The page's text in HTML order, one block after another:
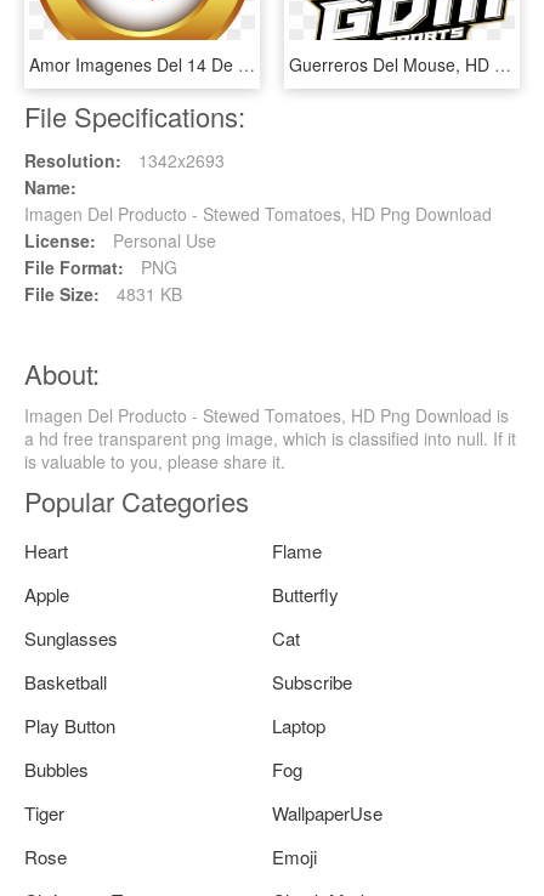
Amor Imagenes Del 14 De Febrero, HD Png Download Guerreros Del Mouse, HD Png Download
File Specifications:
Resolution:
1342x2693
Name:
Imagen Del Producto - Stewed Tomatoes, HD Png Download
License:
Personal Use
File Format:
PNG
File Size:
4831 KB
About:
Imagen Del Producto - Stewed Tomatoes, HD Png Download is
a hd free transparent png image, which is classified into null. If it
is valuable to you, please share it.
Popular Categories
Heart
Flame
Apple
Butterfly
Sunglasses
Cat
Basketball
Subscribe
Play Button
Laptop
Bubbles
Fog
Tiger
WallpaperUse
Rose
Emoji